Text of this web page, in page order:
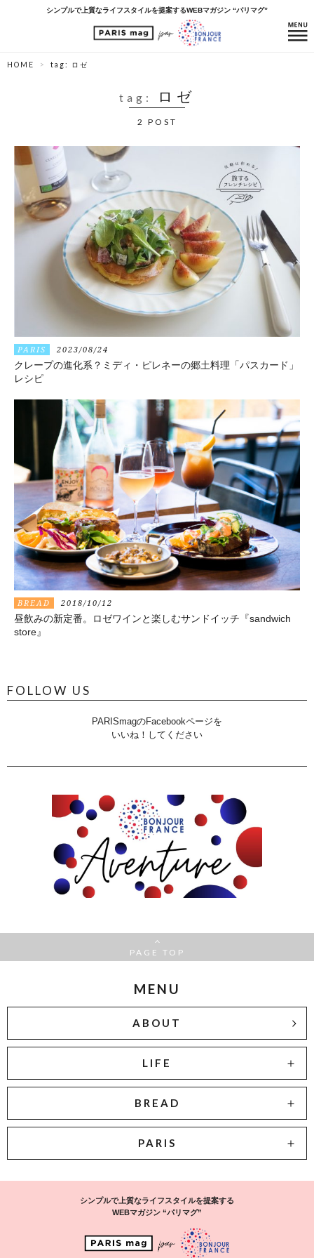
シンプルで上質なライフスタイルを提案するWEBマガジン “パリマグ”
HOME tag: ロゼ
tag: ロゼ
2 POST
PARIS 2023/08/24
クレープの進化系？ミディ・ピレネーの郷土料理「パスカード」
レシピ
BREAD 2018/10/12
昼飲みの新定番。ロゼワインと楽しむサンドイッチ『sandwich
store』
FOLLOW US
PARISmagのFacebookページを
いいね！してください
PAGE TOP
MENU
ABOUT
LIFE
BREAD
PARIS
シンプルで上質なライフスタイルを提案する
WEBマガジン “パリマグ”